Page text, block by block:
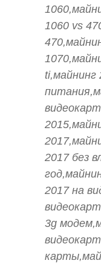
1060 vs
ti,майнинг
2017 без
2017 на
3g